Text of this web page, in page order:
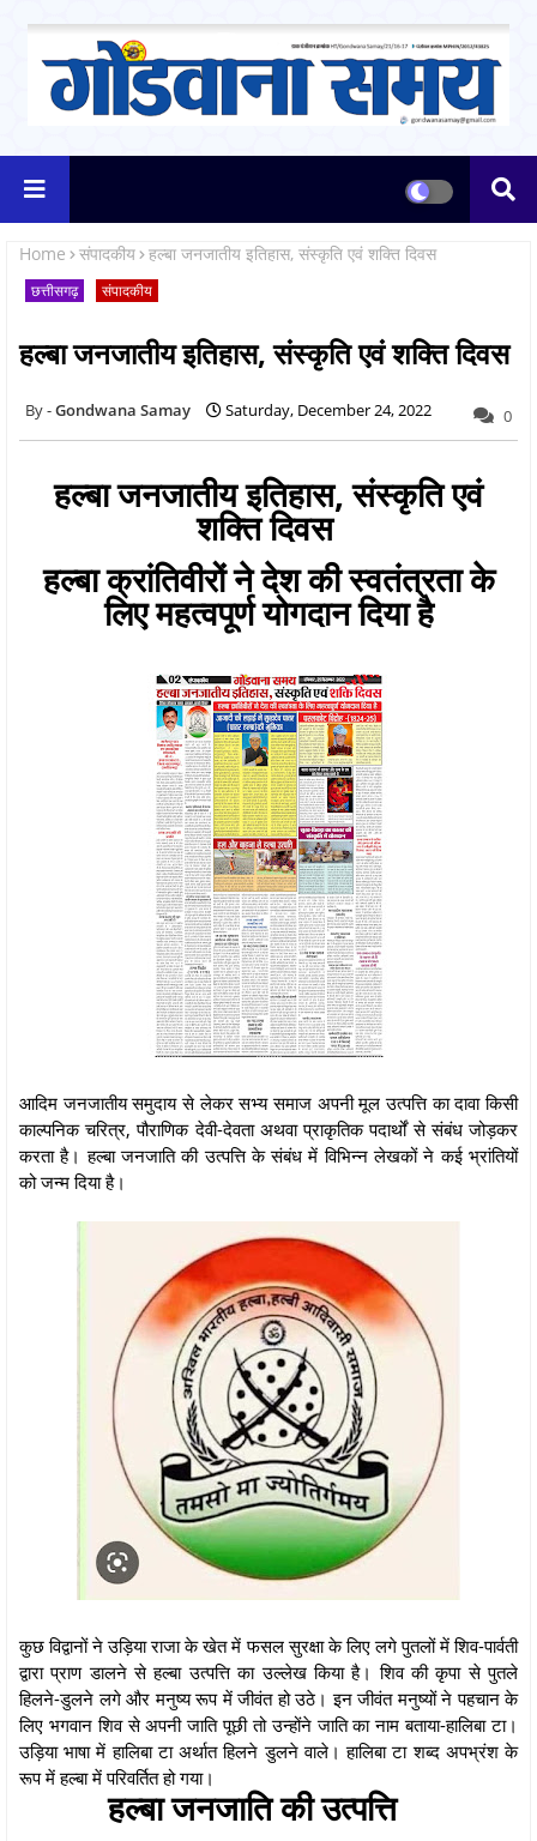
Home संपादकीय हल्बा जनजातीय इतिहास, संस्कृति एवं शक्ति दिवस
छत्तीसगढ़ संपादकीय
हल्बा जनजातीय इतिहास, संस्कृति एवं शक्ति दिवस
Gondwana Samay Saturday, December 24, 2022 0
हल्बा जनजातीय इतिहास, संस्कृति एवं
शक्ति दिवस
हल्बा क्रांतिवीरों ने देश की स्वतंत्रता के
लिए महत्वपूर्ण योगदान दिया है
आदिम जनजातीय समुदाय से लेकर सभ्य समाज अपनी मूल उत्पत्ति का दावा किसी
काल्पनिक चरित्र, पौराणिक देवी-देवता अथवा प्राकृतिक पदार्थों से संबंध जोड़कर
करता है। हल्बा जनजाति की उत्पत्ति के संबंध में विभिन्न लेखकों ने कई भ्रांतियों
को जन्म दिया है।
कुछ विद्वानों ने उड़िया राजा के खेत में फसल सुरक्षा के लिए लगे पुतलों में शिव-पार्वती
द्वारा प्राण डालने से हल्बा उत्पत्ति का उल्लेख किया है। शिव की कृपा से पुतले
हिलने-डुलने लगे और मनुष्य रूप में जीवंत हो उठे। इन जीवंत मनुष्यों ने पहचान के
लिए भगवान शिव से अपनी जाति पूछी तो उन्होंने जाति का नाम बताया-हालिबा टा।
उड़िया भाषा में हालिबा टा अर्थात हिलने डुलने वाले। हालिबा टा शब्द अपभ्रंश के
रूप में हल्बा में परिवर्तित हो गया।
हल्बा जनजाति की उत्पत्ति